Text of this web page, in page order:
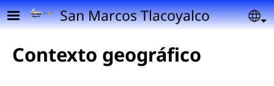
Pasar al contenido principal
San Marcos Tlacoyalco
Contexto geográfico